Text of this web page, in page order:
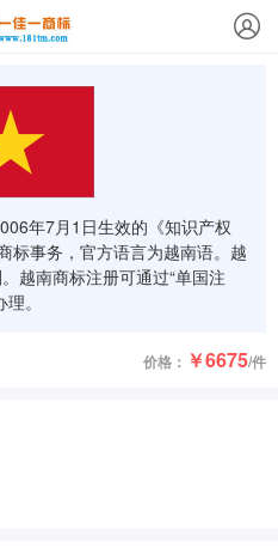
年7月1日生效的《知识产权
标事务，官方语言为越南语。越
越南商标注册可通过“单国注
。
价格： ￥6675/件